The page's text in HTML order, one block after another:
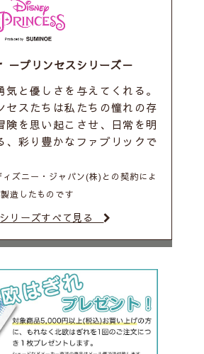
－プリンセスシリーズ－
と優しさを与えてくれる。
セスたちは私たちの憧れの存
険を思い起こさせ、日常を明
、彩り豊かなファブリックで
ズニー・ジャパン(株)との契約によ
造したものです
シリーズすべて見る